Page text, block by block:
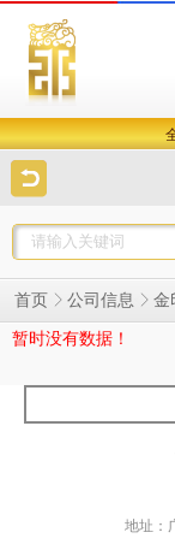
首页 公司信息
金
暂时没有数据！
地址：